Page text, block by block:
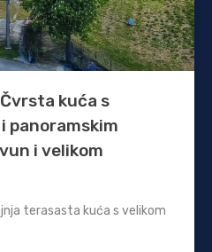
kuća s
panoramskim
i velikom
terasasta kuća s velikom